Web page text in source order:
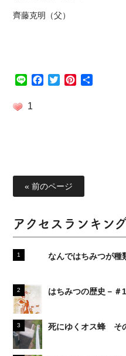
齊藤克明（父）
Line Facebook
TwitterPinterest
1
« 前のページ
アクセスランキン
なんではちみつが種
はちみつの歴史－＃
死にゆくオス蜂 そ